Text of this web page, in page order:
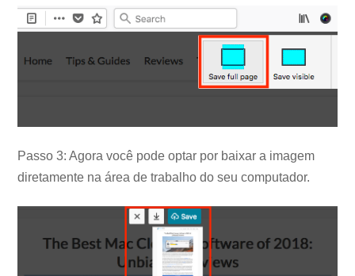
Passo 3: Agora você pode optar por baixar a imagem
diretamente na área de trabalho do seu computador.